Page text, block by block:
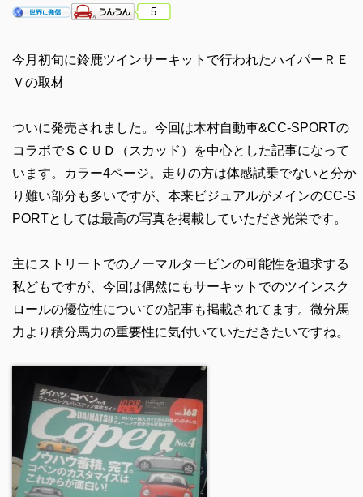
5
今月初旬に鈴鹿ツインサーキットで行われたハイパーＲＥ
Ｖの取材
ついに発売されました。今回は木村自動車&CC-SPORTの
コラボでＳＣＵＤ（スカッド）を中心とした記事になって
います。カラー4ページ。走りの方は体感試乗でないと分か
り難い部分も多いですが、本来ビジュアルがメインのCC-S
PORTとしては最高の写真を掲載していただき光栄です。
主にストリートでのノーマルタービンの可能性を追求する
私どもですが、今回は偶然にもサーキットでのツインスク
ロールの優位性についての記事も掲載されてます。微分馬
力より積分馬力の重要性に気付いていただきたいですね。